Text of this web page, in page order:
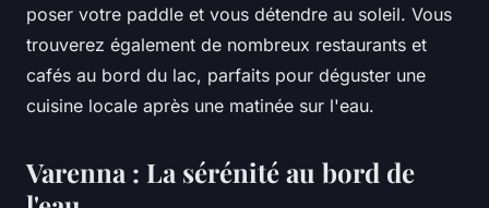
poser votre paddle et vous détendre au soleil. Vous
trouverez également de nombreux restaurants et
cafés au bord du lac, parfaits pour déguster une
cuisine locale après une matinée sur l'eau.
Varenna : La sérénité au bord de